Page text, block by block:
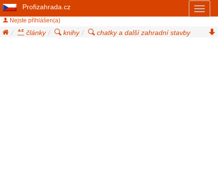
Profizahrada.cz
Nejste přihlášen(a)
články knihy chatky a další zahradní stavby